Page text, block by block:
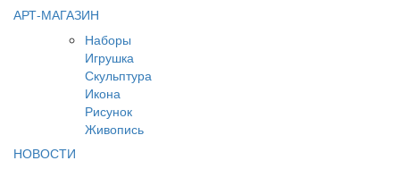
АРТ-МАГАЗИН
Наборы
Игрушка
Скульптура
Икона
Рисунок
Живопись
НОВОСТИ